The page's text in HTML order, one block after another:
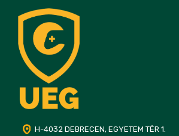
H-4032 DEBRECEN, EGYETEM TÉR 1.